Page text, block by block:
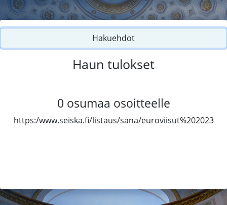
Hakuehdot
Haun tulokset
0 osumaa osoitteelle
https:/www.seiska.fi/listaus/sana/euroviisut%202023